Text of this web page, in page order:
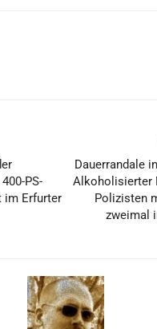
PS-
im Erfurter
Dauerrandale
Alkoholisierter
Polizisten
zweimal